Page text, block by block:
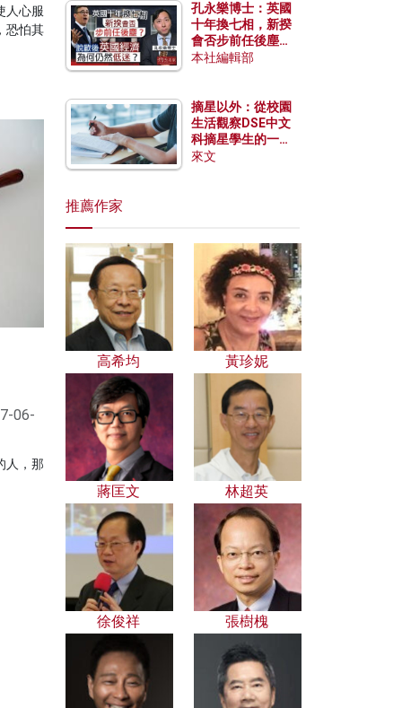
人心服
恐怕其
06-
人，那
孔永樂博士：英國
十年換七相，新揆
會否步前任後塵？
脫歐後英國經濟為
本社編輯部
摘星以外：從校園
生活觀察DSE中文
科摘星學生的一點
特質
來文
推薦作家
高希均 黃珍妮
蔣匡文 林超英
徐俊祥 張樹槐